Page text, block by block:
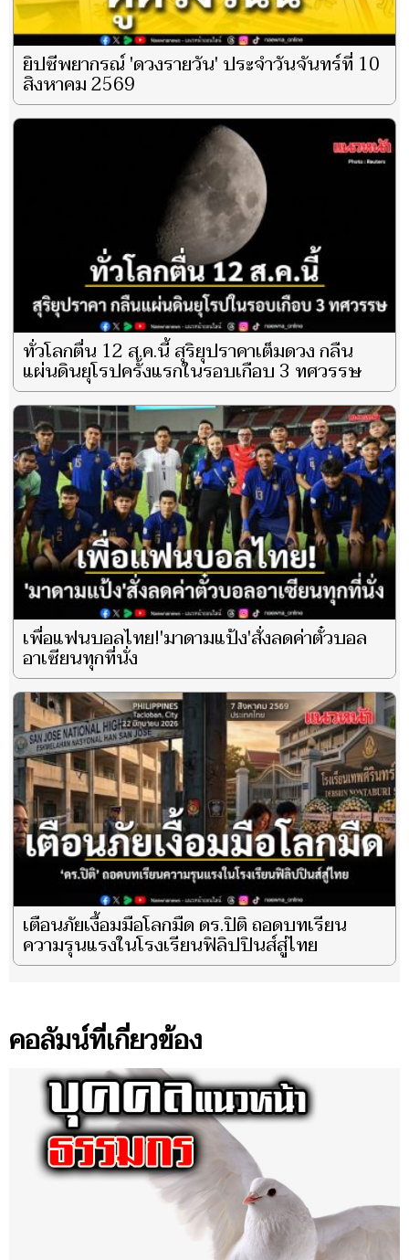
ยิปซีพยากรณ์ 'ดวงรายวัน' ประจำวันจันทร์ที่ 10
สิงหาคม 2569
ทั่วโลกตื่น 12 ส.ค.นี้ สุริยุปราคาเต็มดวง กลืน
แผ่นดินยุโรปครั้งแรกในรอบเกือบ 3 ทศวรรษ
เพื่อแฟนบอลไทย!'มาดามแป้ง'สั่งลดค่าตั๋วบอล
อาเซียนทุกที่นั่ง
เตือนภัยเงื้อมมือโลกมืด ดร.ปิติ ถอดบทเรียน
ความรุนแรงในโรงเรียนฟิลิปปินส์สู่ไทย
คอลัมน์ที่เกี่ยวข้อง